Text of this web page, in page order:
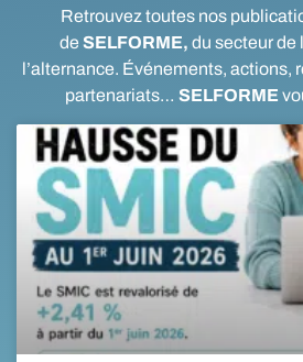
Retrouvez toutes nos
de SELFORME, du secteur de
l’alternance. Événements, actions,
partenariats… SELFORME